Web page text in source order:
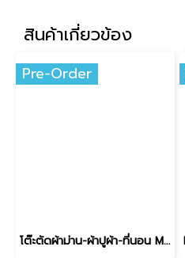
สินค้าเกี่ยวข้อง
Pre-Order
โต๊ะตัดผ้าม่าน-ผ้าปูผ้า-ที่นอน Model :TM-03Fs